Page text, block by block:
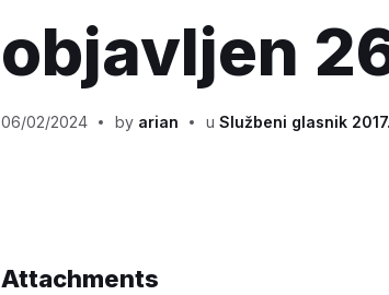
objavljen
06/02/2024 by arian u Službeni glasnik
Attachments